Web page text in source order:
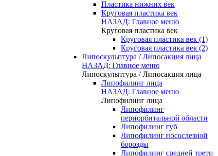
Пластика нижних век
Круговая пластика век
НАЗАД: Главное меню
Круговая пластика век
Круговая пластика век (1)
Круговая пластика век (2)
Липоскульптура / Липосакция лица
НАЗАД: Главное меню
Липоскульптура / Липосакция лица
Липофилинг лица
НАЗАД: Главное меню
Липофилинг лица
Липофилинг
периорбитальной области
Липофилинг губ
Липофилинг носослезной
борозды
Липофилинг средней трети